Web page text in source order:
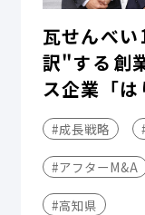
瓦せんべ
訳"する――
ス企業「
#成長戦略
#アフターM&A
#高知県